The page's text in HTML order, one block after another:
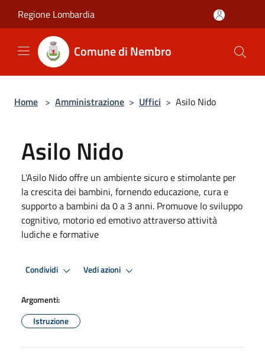
Regione Lombardia
Comune di Nembro
Home > Amministrazione > Uffici > Asilo Nido
Asilo Nido
L'Asilo Nido offre un ambiente sicuro e stimolante per
la crescita dei bambini, fornendo educazione, cura e
supporto a bambini da 0 a 3 anni. Promuove lo sviluppo
cognitivo, motorio ed emotivo attraverso attività
ludiche e formative
Condividi Vedi azioni
Argomenti:
Istruzione